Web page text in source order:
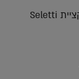
הפופ חוזר ובגדול: כורסת רטרו צבעונית מקולקציית Seletti